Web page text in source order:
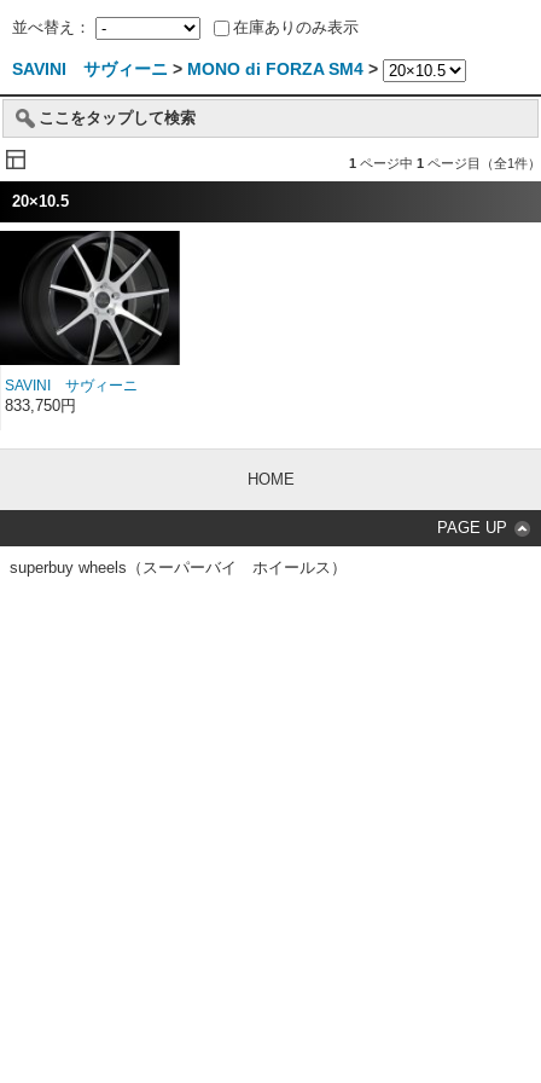
並べ替え： 在庫ありのみ表示
SAVINI サヴィーニ > MONO di FORZA SM4 >
ここをタップして検索
1 ページ中 1 ページ目（全1件）
20×10.5
SAVINI サヴィーニ
MONO di FORZA モノ デ
833,750円
HOME
PAGE UP
superbuy wheels（スーパーバイ ホイールス）